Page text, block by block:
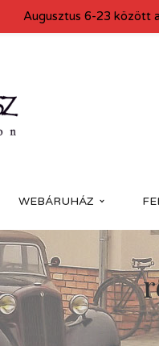
WEBÁRUHÁZ
Augusztus 6-23 között